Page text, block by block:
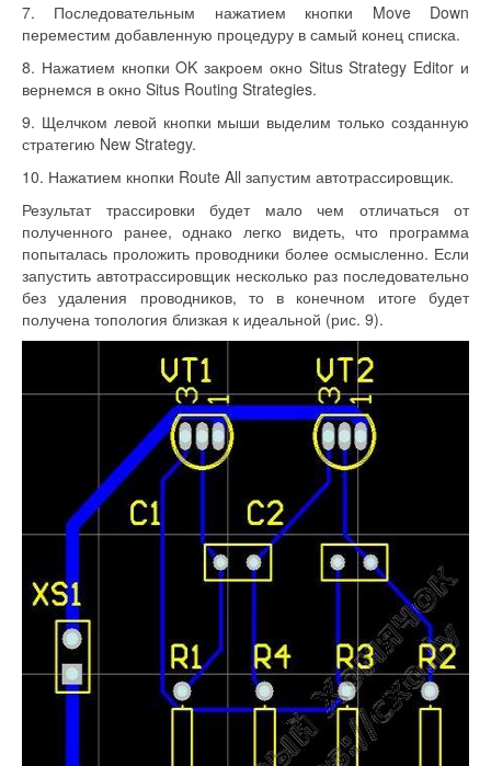
7. Последовательным нажатием кнопки Move Down
переместим добавленную процедуру в самый конец списка.
8. Нажатием кнопки OK закроем окно Situs Strategy Editor и
вернемся в окно Situs Routing Strategies.
9. Щелчком левой кнопки мыши выделим только созданную
стратегию New Strategy.
10. Нажатием кнопки Route All запустим автотрассировщик.
Результат трассировки будет мало чем отличаться от
полученного ранее, однако легко видеть, что программа
попыталась проложить проводники более осмысленно. Если
запустить автотрассировщик несколько раз последовательно
без удаления проводников, то в конечном итоге будет
получена топология близкая к идеальной (рис. 9).